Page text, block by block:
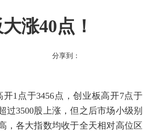
涨40点！
分享到：
1点于3456点，创业板高开7点于
过3500股上涨，但之后市场小级别
，各大指数均收于全天相对高位区